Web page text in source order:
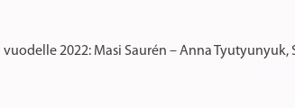
2022: Masi Saurén – Anna